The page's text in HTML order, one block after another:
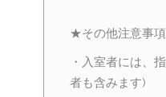
★その他注意事
・入室者には、
者も含みます)